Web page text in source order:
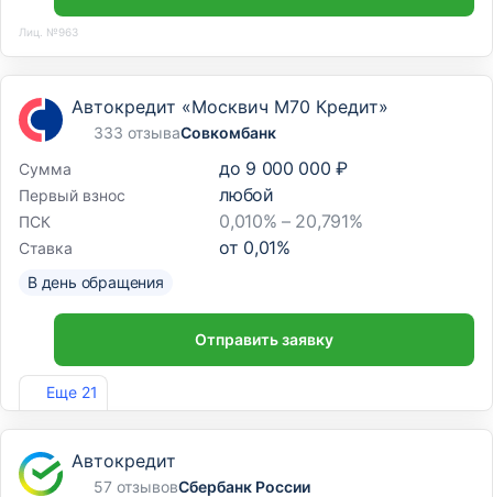
Лиц. №963
Еще 21
Автокредит «Москвич М70 Кредит»
333 отзываСовкомбанк
Сумма
до 9 000 000 ₽
Первый взнос любой
ПСК 0,010% – 20,791%
Ставка от 0,01%
В день обращения
Отправить заявку
Лиц. №963
Автокредит
57 отзывовСбербанк России